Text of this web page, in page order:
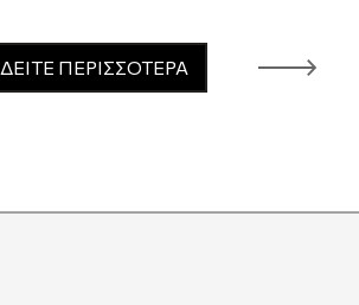
ΔΕΙΤΕ ΠΕΡΙΣΣΟΤΕΡΑ